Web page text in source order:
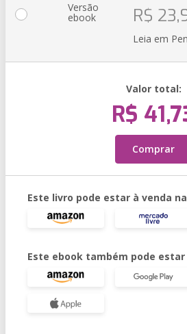
Versão
ebook R$
Leia em
Valor total:
R$
Comprar
Este livro pode estar à venda
Este ebook também pode estar